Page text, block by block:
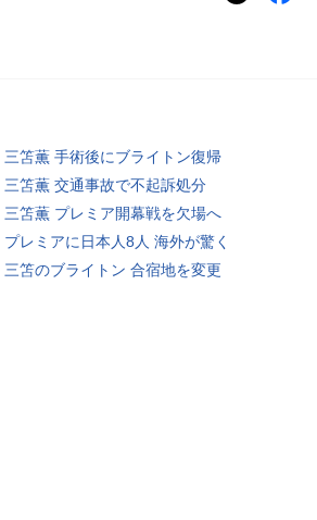
三笘薫 手術後にブライトン復帰
三笘薫 交通事故で不起訴処分
三笘薫 プレミア開幕戦を欠場へ
プレミアに日本人8人 海外が驚く
三笘のブライトン 合宿地を変更